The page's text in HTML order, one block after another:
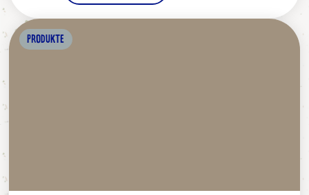
PRODUKTE